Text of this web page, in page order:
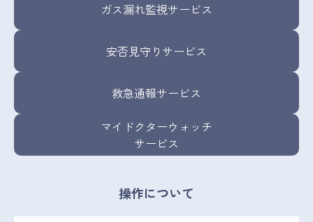
ガス漏れ監視サービス
安否見守りサービス
救急通報サービス
マイドクターウォッチ
サービス
操作について